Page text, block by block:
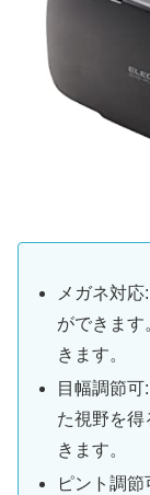
メガネ対
ができま
きます。
目幅調節
た視野を
きます。
ピント調節